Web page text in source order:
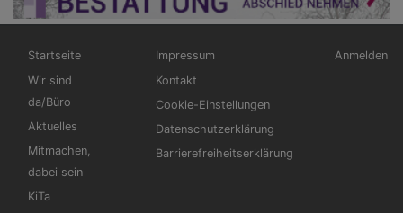
Hauptnavigation
Startseite
Wir sind
da/Büro
Aktuelles
Mitmachen,
dabei sein
KiTa
Fußbereichsmenü
Impressum
Kontakt
Cookie-Einstellungen
Datenschutzerklärung
Barrierefreiheitserklärung
Anmelden